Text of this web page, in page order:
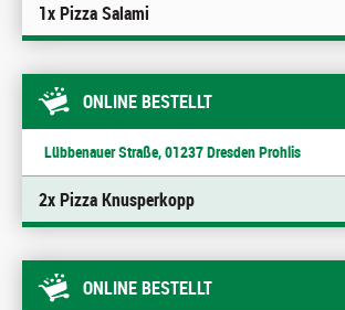
1x Pizza Salami
ONLINE BESTELLT
Lübbenauer Straße, 01237 Dresden Prohlis
2x Pizza Knusperkopp
ONLINE BESTELLT